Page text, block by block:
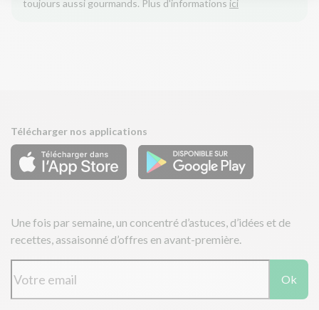
toujours aussi gourmands. Plus d'informations ici
Télécharger nos applications
Une fois par semaine, un concentré d’astuces, d’idées et de
recettes, assaisonné d’offres en avant-première.
Ok